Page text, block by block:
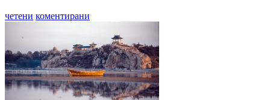
четени коментирани